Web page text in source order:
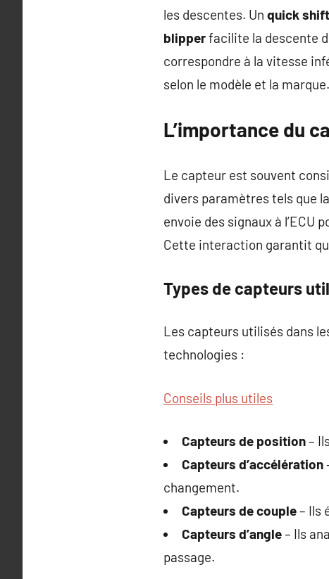
les descentes. Un quick
blipperfacilite la descente
correspondre à la vitesse
selon le modèle et la marque.
L’importance du
Le capteur est souvent
divers paramètres tels que
envoie des signaux à l’ECU
Cette interaction garantit
Types de capteurs
Les capteurs utilisés dans
technologies :
Conseils plus utiles
Capteurs de position–
Capteurs d’accélération
changement.
Capteurs de couple– Ils
Capteurs d’angle– Ils
passage.